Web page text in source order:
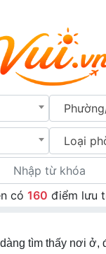
Loại
có 160 điểm lưu
tìm thấy nơi ở,